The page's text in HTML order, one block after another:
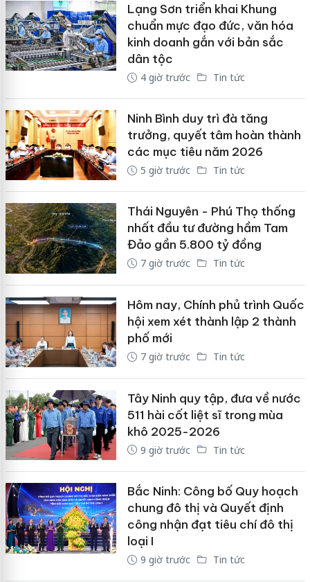
Lạng Sơn triển khai Khung
chuẩn mực đạo đức, văn hóa
kinh doanh gắn với bản sắc
dân tộc
4 giờ trước Tin tức
Ninh Bình duy trì đà tăng
trưởng, quyết tâm hoàn thành
các mục tiêu năm 2026
5 giờ trước Tin tức
Thái Nguyên - Phú Thọ thống
nhất đầu tư đường hầm Tam
Đảo gần 5.800 tỷ đồng
7 giờ trước Tin tức
Hôm nay, Chính phủ trình Quốc
hội xem xét thành lập 2 thành
phố mới
7 giờ trước Tin tức
Tây Ninh quy tập, đưa về nước
511 hài cốt liệt sĩ trong mùa
khô 2025-2026
9 giờ trước Tin tức
Bắc Ninh: Công bố Quy hoạch
chung đô thị và Quyết định
công nhận đạt tiêu chí đô thị
loại I
9 giờ trước Tin tức